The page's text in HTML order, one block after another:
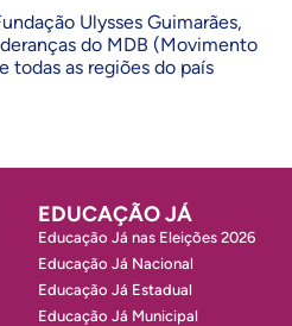
Ulysses Guimarães,
do MDB (Movimento
todas as regiões do país
EDUCAÇÃO JÁ
Educação Já nas Eleições 2026
Educação Já Nacional
Educação Já Estadual
Educação Já Municipal